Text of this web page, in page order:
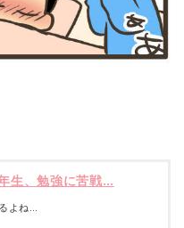
生、勉強に苦戦…
よね…